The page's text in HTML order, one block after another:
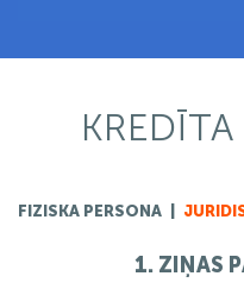
FIZISKA PERSONA |
1. ZIŅAS